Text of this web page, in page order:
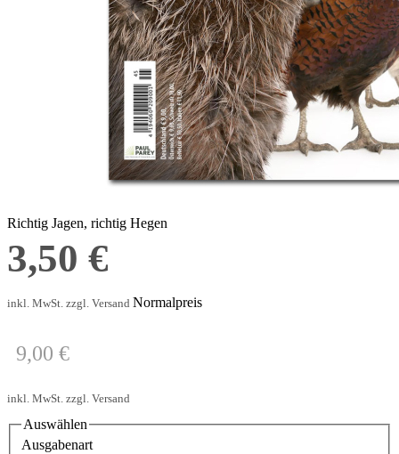
WILD UND HUND
Exklusiv Nr. 45: Hase
Fasan Rebhuhn
Richtig Jagen, richtig Hegen
3,50 €
inkl. MwSt. zzgl. Versand Normalpreis
9,00 €
inkl. MwSt. zzgl. Versand
Auswählen
Ausgabenart